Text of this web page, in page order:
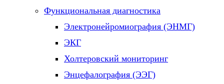
Функциональная диагностика
Электронейромиография (ЭНМГ)
ЭКГ
Холтеровский мониторинг
Энцефалография (ЭЭГ)